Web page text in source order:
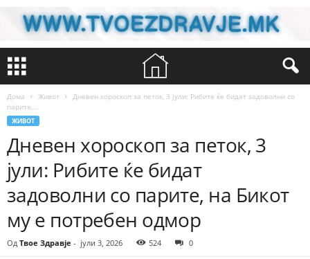
Дома Живот
Дневен хороскоп за петок, 3 јули: Рибите ќе бидат задоволни со
парите,...
ЖИВОТ
Дневен хороскоп за петок, 3
јули: Рибите ќе бидат
задоволни со парите, на Бикот
му е потребен одмор
Од Твое Здравје - јули 3, 2026 524 0